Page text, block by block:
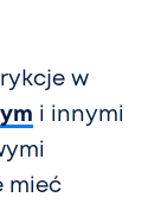
w
i innymi
mieć